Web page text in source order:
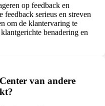
op feedback en
serieus en streven
om de klantervaring te
benadering en
van andere